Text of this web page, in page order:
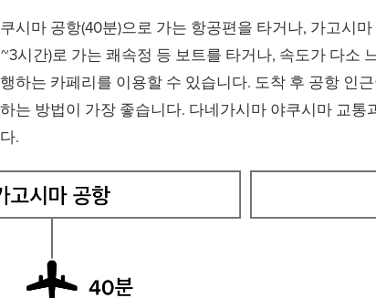
시마 공항(40분)으로 가는 항공편을 타거나, 가고시
시간)로 가는 쾌속정 등 보트를 타거나, 속도가 다소
하는 카페리를 이용할 수 있습니다. 도착 후 공항 인
는 방법이 가장 좋습니다. 다네가시마 야쿠시마 교통
.